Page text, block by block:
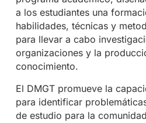
a los estudiantes una
habilidades, técnicas y
para llevar a cabo
organizaciones y la
conocimiento.
El DMGT promueve la
para identificar
de estudio para la